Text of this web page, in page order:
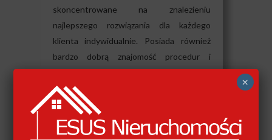
skoncentrowane na znalezieniu
najlepszego rozwiązania dla każdego
klienta indywidualnie. Posiada również
bardzo dobrą znajomość procedur i
wymogów prawnych związanych z
transakcjami nieruchomościowymi.
Dzięki swojemu doświadczeniu i
profesjonalizmowi Jarosław Kowalczyk
×